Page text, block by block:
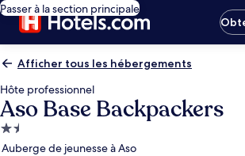
Passer à la section principale
Afficher tous les hébergements
Hôte professionnel
Aso Base Backpackers
Hébergement
1.5 étoile
Auberge de jeunesse à Aso